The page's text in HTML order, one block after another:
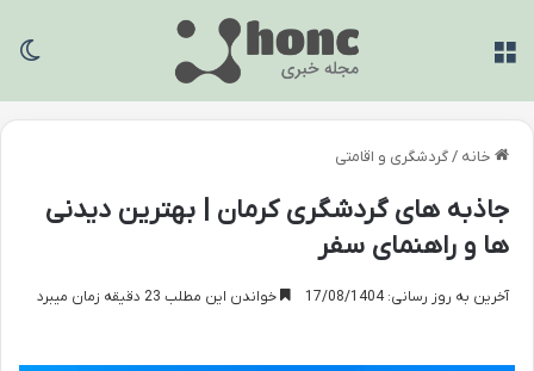
خانه /گردشگری و اقامتی
جاذبه های گردشگری کرمان | بهترین دیدنی
ها و راهنمای سفر
آخرین به روز رسانی: 17/08/1404 خواندن این مطلب 23 دقیقه زمان میبرد